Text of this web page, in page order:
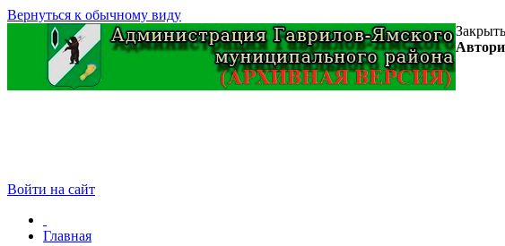
Вернуться к обычному виду
Закрыть
Войти на сайт
Главная